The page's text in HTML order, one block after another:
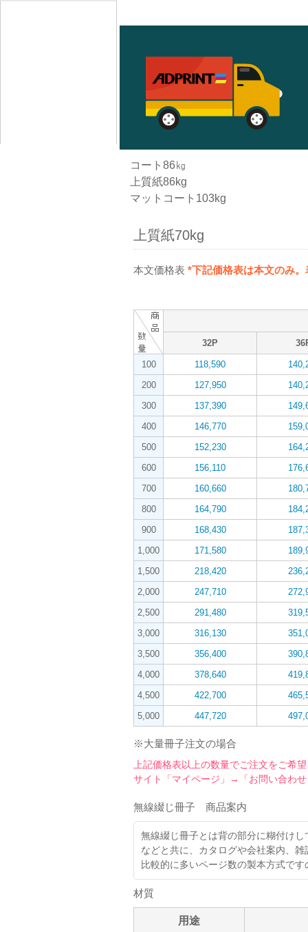
コート86㎏
上質紙86kg
マットコート103kg
上質紙70kg
本文価格表 *下記価格表は本文のみ
32P
100 118,590
200
127,950
300
137,390
400
146,770
500
152,230
600
156,110
700
160,660
800
164,790
900
168,430
1,000
171,580
1,500
218,420
2,000
247,710
2,500
291,480
3,000
316,130
3,500
356,400
4,000
378,640
4,500
422,700
5,000
447,720
※大量冊子注文の場合
上記価格表以上の数量でご注文をご希
サイト「マイページ」→「お問い合わ
無線綴じ冊子 商品案内
無線綴じ冊子とは背の部分に糊付け
などと共に、カタログや会社案内、
比較的に多いページ数の製本方式で
材質
用途